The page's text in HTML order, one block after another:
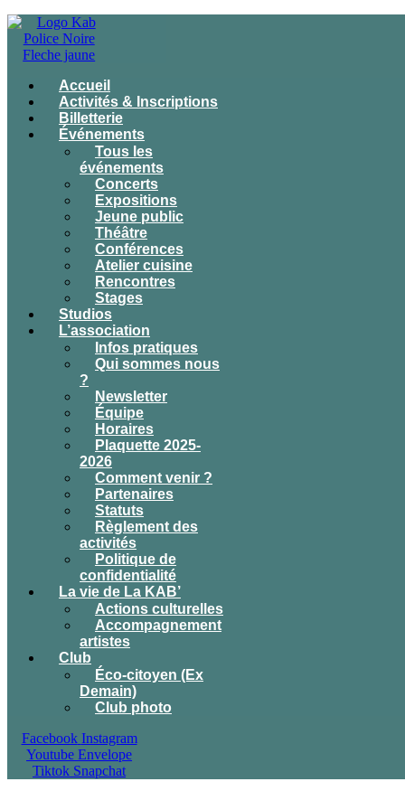
Accueil
Activités & Inscriptions
Billetterie
Événements
Tous les
événements
Concerts
Expositions
Jeune public
Théâtre
Conférences
Atelier cuisine
Rencontres
Stages
Studios
L’association
Infos pratiques
Qui sommes nous
?
Newsletter
Équipe
Horaires
Plaquette 2025-
2026
Comment venir ?
Partenaires
Statuts
Règlement des
activités
Politique de
confidentialité
La vie de La KAB’
Actions culturelles
Accompagnement
artistes
Club
Éco-citoyen (Ex
Demain)
Club photo
Facebook Instagram
Youtube Envelope
Tiktok Snapchat